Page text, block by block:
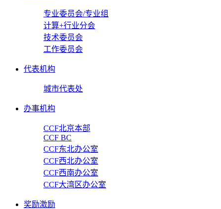
专业委员会/专业组
计算+行业分会
技术委员会
工作委员会
代表机构
城市代表处
办事机构
CCF北京本部
CCF BC
CCF东北办公室
CCF西北办公室
CCF西南办公室
CCF大湾区办公室
奖励激励